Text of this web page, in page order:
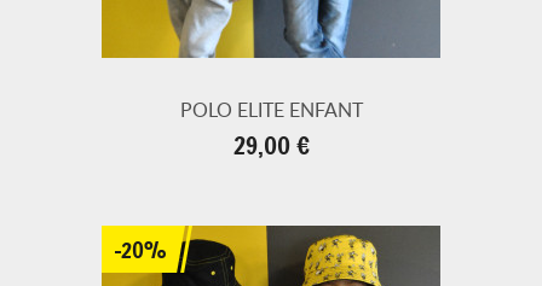
POLO ELITE ENFANT
Prix
29,00 €
-20%